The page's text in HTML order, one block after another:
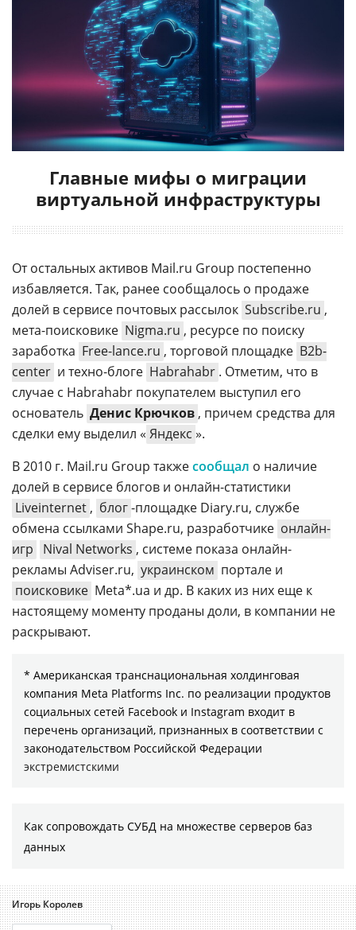
Главные мифы о миграции
виртуальной инфраструктуры
От остальных активов Mail.ru Group постепенно
избавляется. Так, ранее сообщалось о продаже
долей в сервисе почтовых рассылок Subscribe.ru ,
мета-поисковике Nigma.ru , ресурсе по поиску
заработка Free-lance.ru , торговой площадке B2b-
center и техно-блоге Habrahabr . Отметим, что в
случае с Habrahabr покупателем выступил его
основатель Денис Крючков , причем средства для
сделки ему выделил « Яндекс ».
В 2010 г. Mail.ru Group такжесообщал о наличие
долей в сервисе блогов и онлайн-статистики
Liveinternet , блог-площадке Diary.ru, службе
обмена ссылками Shape.ru, разработчике онлайн-
игр
Nival Networks , системе показа онлайн-
рекламы Adviser.ru, украинском портале и
поисковике Meta*.ua и др. В каких из них еще к
настоящему моменту проданы доли, в компании не
раскрывают.
* Американская транснациональная холдинговая
компания Meta Platforms Inc. по реализации продуктов
социальных сетей Facebook и Instagram входит в
перечень организаций, признанных в соответствии с
законодательством Российской Федерации
экстремистскими
Как сопровождать СУБД на множестве серверов баз
данных
Игорь Королев